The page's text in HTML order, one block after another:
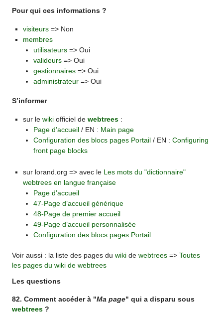
Pour qui ces informations ?
visiteurs=> Non
membres
utilisateurs => Oui
valideurs => Oui
gestionnaires => Oui
administrateur => Oui
S’informer
sur le wikiofficiel de webtrees:
Page d’accueil / EN : Main page
Configuration des blocs pages Portail / EN :Configuring
front page blocks
sur lorand.org => avec le Les mots du "dictionnaire"
webtrees en langue française
Page d’accueil
47-Page d’accueil générique
48-Page de premier accueil
49-Page d’accueil personnalisée
Configuration des blocs pages Portail
Voir aussi : la liste des pages duwiki dewebtrees =>Toutes
les pages du wiki de webtrees
Les questions
82. Comment accéder à "Ma page" qui a disparu sous
webtrees ?